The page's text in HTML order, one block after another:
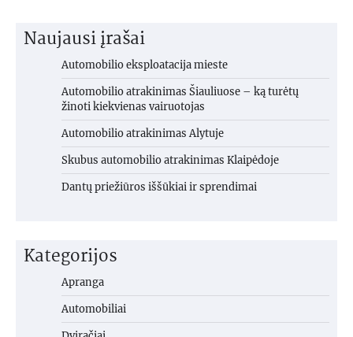
Naujausi įrašai
Automobilio eksploatacija mieste
Automobilio atrakinimas Šiauliuose – ką turėtų
žinoti kiekvienas vairuotojas
Automobilio atrakinimas Alytuje
Skubus automobilio atrakinimas Klaipėdoje
Dantų priežiūros iššūkiai ir sprendimai
Kategorijos
Apranga
Automobiliai